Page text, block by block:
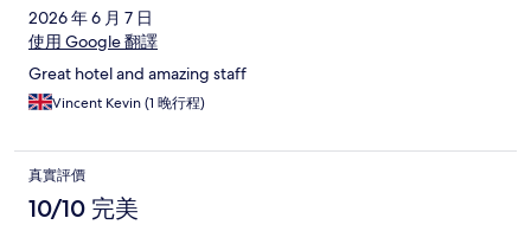
2026 年 6 月 7 日
使用 Google 翻譯
Great hotel and amazing staff
Vincent Kevin (1 晚行程)
真實評價
10/10 完美